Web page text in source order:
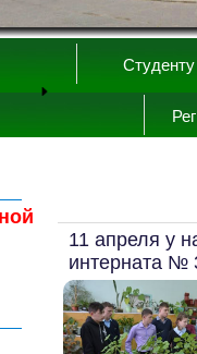
Студенту
11 апреля у
интерната